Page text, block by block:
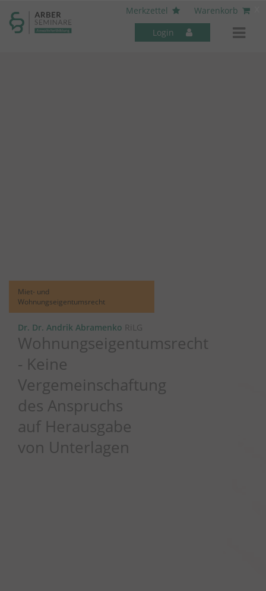
Merkzettel
Warenkorb
Login
Miet- und
Wohnungseigentumsrecht
Dr. Dr. Andrik Abramenko RiLG
Wohnungseigentumsrecht
- Keine
Vergemeinschaftung
des Anspruchs
auf Herausgabe
von Unterlagen